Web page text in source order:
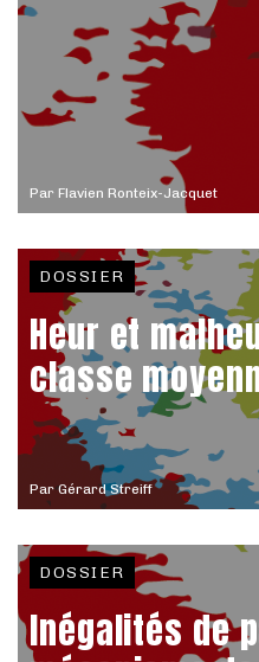
Par Flavien Ronteix-Jacquet
ParGérard Streiff
DOSSIER
Heur et
classe
DOSSIER
Inégalités de